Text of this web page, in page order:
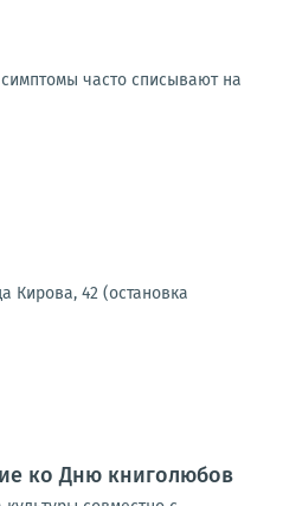
часто списывают на
Кирова, 42 (остановка
ко Дню книголюбов